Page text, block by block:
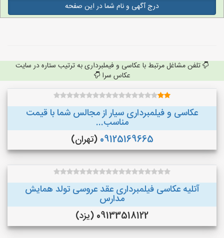
درج آگهی و نام شما در این صفحه
تلفن مشاغل مرتبط با عکاسی و فیملبرداری به ترتیب ستاره در سایت
عکاس سرا
عکاسی و فیلمبرداری سیار از مجالس شما با قیمت
مناسب...
09125169665 (تهران)
آتلیه عکاسی فیلمبرداری عقد عروسی تولد همایش
مدارس
09133518122 (یزد)